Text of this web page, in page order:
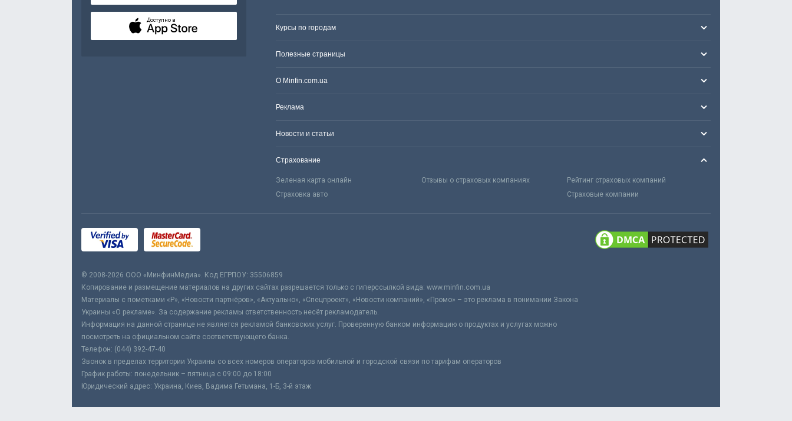
Доступно в
Курсы по городам
Полезные страницы
О Minfin.com.ua
Реклама
Новости и статьи
Страхование
Зеленая карта онлайн Отзывы о страховых компаниях
Рейтинг страховых компаний
Страховка авто
Страховые компании
© 2008-2026 ООО «МинфинМедиа». Код ЕГРПОУ: 35506859
Копирование и размещение материалов на других сайтах разрешается только с гиперссылкой вида: www.minfin.com.ua
Материалы с пометками «Р», «Новости партнёров», «Актуально», «Спецпроект», «Новости компаний», «Промо» – это реклама в понимании Закона
Украины «О рекламе». За содержание рекламы ответственность несёт рекламодатель.
Информация на данной странице не является рекламой банковских услуг. Проверенную банком информацию о продуктах и услугах можно
посмотреть на официальном сайте соответствующего банка.
Телефон: (044) 392-47-40
Звонок в пределах территории Украины со всех номеров операторов мобильной и городской связи по тарифам операторов
График работы: понедельник – пятница с 09:00 до 18:00
Юридический адрес: Украина, Киев, Вадима Гетьмана, 1-Б, 3-й этаж